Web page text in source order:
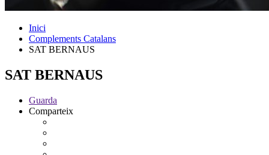
Inici
Complements Catalans
SAT BERNAUS
SAT BERNAUS
Guarda
Comparteix